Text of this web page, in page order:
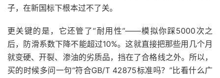
子，在新国标下根本过不了关。
更关键的是，它还管了“耐用性”——模拟你踩5000次之
后，防滑系数下降不能超过10%。这就直接把那些用几个月
就变硬、开裂、渗油的劣质品，挡在了合格线之外。所以，
买的时候多问一句“符合GB/T 42875标准吗？”比看什么广